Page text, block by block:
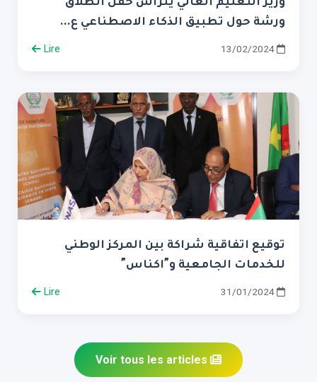
ورشة حول تطبيق الذكاء الاصطناعي ع...
13/02/2024
Lire
توقيع اتفاقية شراكة بين المركز الوطني
للخدمات الجامعية و”اكناس”
31/01/2024
Lire
Voir tous les articles